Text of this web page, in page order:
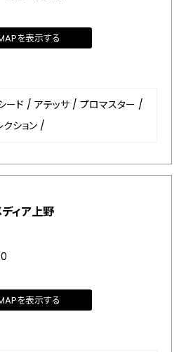
を表示する
ード / アテッサ / プロマスター /
ション /
ィア上野
を表示する